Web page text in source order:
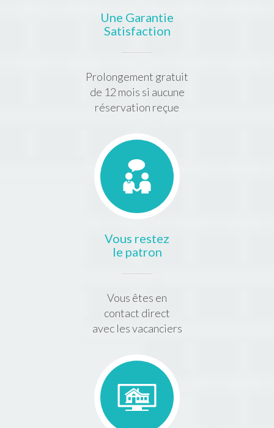
Une Garantie
Satisfaction
Prolongement gratuit
de 12 mois si aucune
réservation reçue
Vous restez
le patron
Vous êtes en
contact direct
avec les vacanciers